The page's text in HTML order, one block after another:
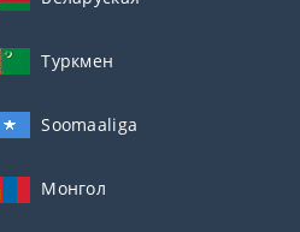
Туркмен
Soomaaliga
Монгол